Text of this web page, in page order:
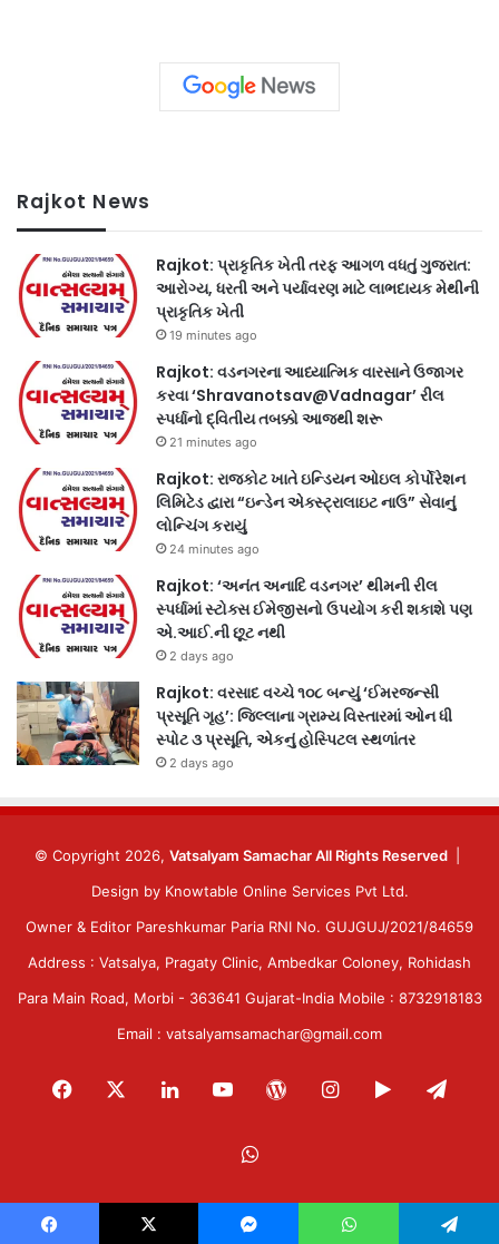
Rajkot News
Rajkot: પ્રાકૃતિક ખેતી તરફ આગળ વધતું ગુજરાત:
આરોગ્ય, ધરતી અને પર્યાવરણ માટે લાભદાયક મેથીની
પ્રાકૃતિક ખેતી
19 minutes ago
Rajkot: વડનગરના આધ્યાત્મિક વારસાને ઉજાગર
કરવા ‘Shravanotsav@Vadnagar’ રીલ
સ્પર્ધાનો દ્વિતીય તબક્કો આજથી શરૂ
21 minutes ago
Rajkot: રાજકોટ ખાતે ઇન્ડિયન ઓઇલ કોર્પોરેશન
લિમિટેડ દ્વારા “ઇન્ડેન એક્સ્ટ્રાલાઇટ નાઉ” સેવાનું
લોન્ચિંગ કરાયું
24 minutes ago
Rajkot: ‘અનંત અનાદિ વડનગર’ થીમની રીલ
સ્પર્ધામાં સ્ટોક્સ ઈમેજીસનો ઉપયોગ કરી શકાશે પણ
એ.આઈ.ની છૂટ નથી
2 days ago
Rajkot: વરસાદ વચ્ચે ૧૦૮ બન્યું ‘ઈમરજન્સી
પ્રસૂતિ ગૃહ’: જિલ્લાના ગ્રામ્ય વિસ્તારમાં ઓન ધી
સ્પોટ ૩ પ્રસૂતિ, એકનું હોસ્પિટલ સ્થળાંતર
2 days ago
© Copyright 2026, Vatsalyam Samachar All Rights Reserved
Design by Knowtable Online Services Pvt Ltd.
Owner & Editor Pareshkumar Paria RNI No. GUJGUJ/2021/84659
Address : Vatsalya, Pragaty Clinic, Ambedkar Coloney, Rohidash
Para Main Road, Morbi - 363641 Gujarat-India Mobile : 8732918183
Email : vatsalyamsamachar@gmail.com
Facebook LinkedInYouTubeWordPressInstagram
Google
WhatsApp